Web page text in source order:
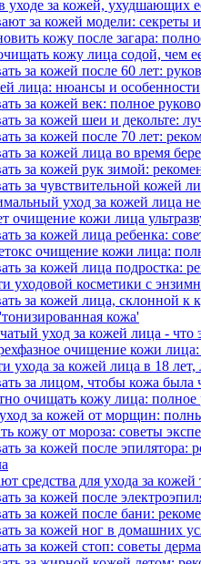
уходе за кожей, ухудшающих
за кожей модели: секреты
кожу после загара:
кожу лица содой, чем
за кожей после 60 лет:
лица: нюансы и особенности
за кожей век: полное
за кожей шеи и декольте:
за кожей после 70 лет:
за кожей лица во время
за кожей рук зимой:
за чувствительной кожей
уход за кожей лица
очищение кожи лица
за кожей лица ребенка:
очищение кожи лица:
за кожей лица подростка:
уходовой косметики с
за кожей лица, склонной к
кожа'
уход за кожей лица - что
очищение кожи
ухода за кожей лица в 18 лет,
за лицом, чтобы кожа была
очищать кожу лица: полное
за кожей от морщин:
кожу от мороза: советы
за кожей после эпилятора:
средства для ухода за кожей
за кожей после
за кожей после бани:
за кожей ног в домашних
за кожей стоп: советы